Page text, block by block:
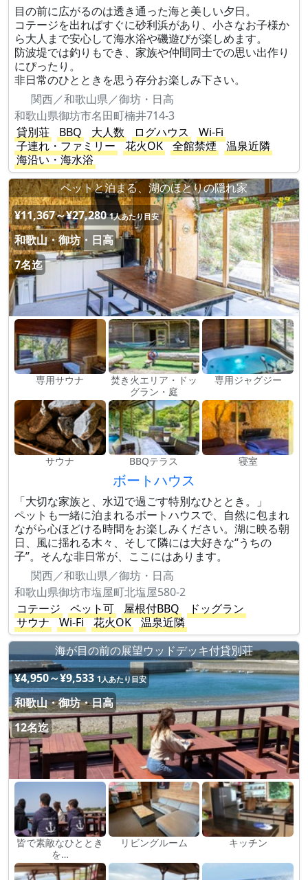
目の前に広がるのは透き通った海と美しい夕日。
コテージを出ればすぐに砂利浜があり、小さなお子様か
ら大人まで安心して海水浴や磯遊びが楽しめます。
防波堤では釣りもでき、家族や仲間同士での思い出作り
にぴったり。
非日常のひとときを思う存分お楽しみ下さい。
関西／和歌山県／御坊・日高
和歌山県御坊市名田町楠井714-3
貸別荘
BBQ 大人数 ログハウス
Wi-Fi
子連れ・ファミリー
花火OK 全館禁煙
温泉近隣
海沿い・海水浴
ペットと泊まる、湖のほとりの隠れ家
¥11,367～¥27,280 1人あたり目安
和歌山・御坊・日高
7名迄
専用サウナ
焚き火エリア・ドッ
グラン・庭
専用ジャグジー
サウナ BBQテラス 寝室
ボートハウス
「大切な家族と、水辺で過ごす特別なひととき。」
ペットも一緒に泊まれるボートハウスで、自然に包まれ
ながら心ほどける時間をお楽しみください。湖に映る朝
日、風に揺れる木々、そして隣には大好きな“うちの
子”。そんな非日常が、ここにはあります。
関西／和歌山県／御坊・日高
和歌山県御坊市塩屋町北塩屋580-2
コテージ
ペット可 屋根付BBQ
ドッグラン
サウナ
Wi-Fi 花火OK
温泉近隣
海が目の前の展望ウッドデッキ付貸別荘
¥4,950～¥9,533 1人あたり目安
和歌山・御坊・日高
12名迄
皆で素敵なひととき
を…
リビングルーム キッチン